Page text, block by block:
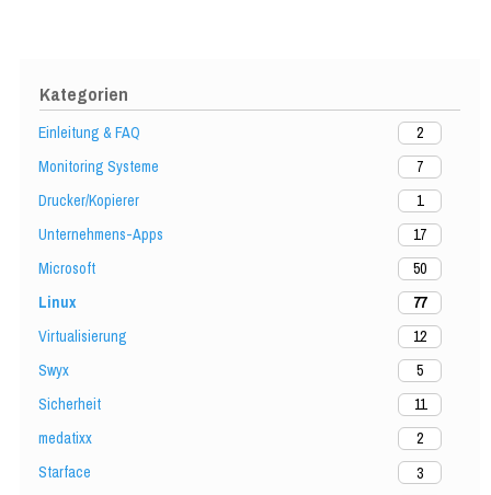
Kategorien
Einleitung & FAQ
2
Monitoring Systeme
7
Drucker/Kopierer
1
Unternehmens-Apps
17
Microsoft
50
Linux
77
Virtualisierung
12
Swyx
5
Sicherheit
11
medatixx
2
Starface
3